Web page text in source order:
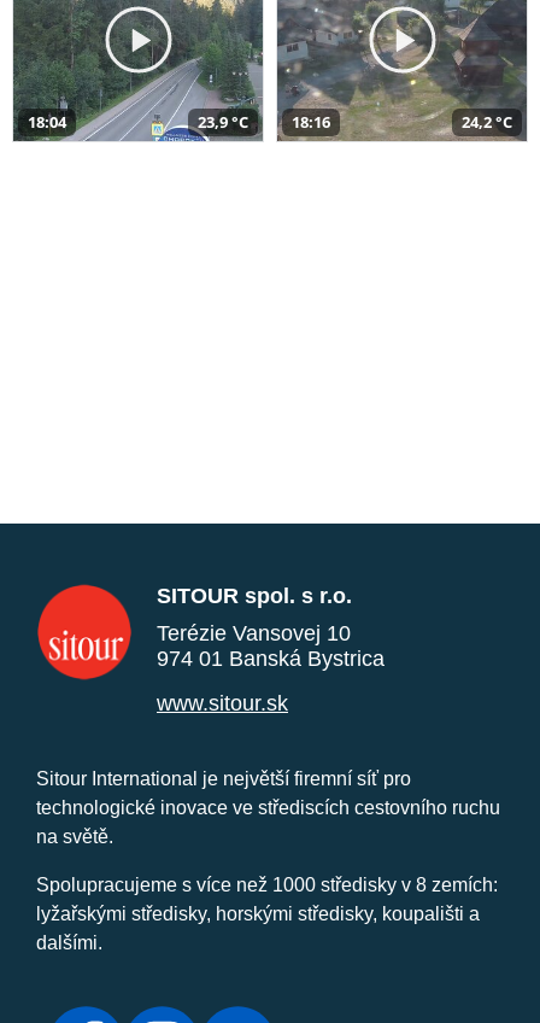
18:04 23,9 °C 18:16 24,2 °C
SITOUR spol. s r.o.
Terézie Vansovej 10
974 01 Banská Bystrica
www.sitour.sk
Sitour International je největší firemní síť pro
technologické inovace ve střediscích cestovního ruchu
na světě.
Spolupracujeme s více než 1000 středisky v 8 zemích:
lyžařskými středisky, horskými středisky, koupališti a
dalšími.